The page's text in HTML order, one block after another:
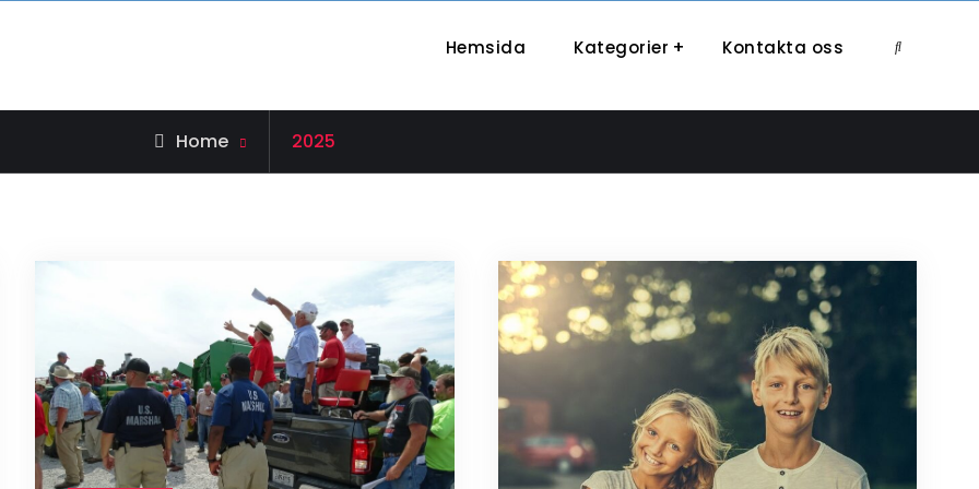
Hemsida Kategorier Kontakta oss Search
Home 2025